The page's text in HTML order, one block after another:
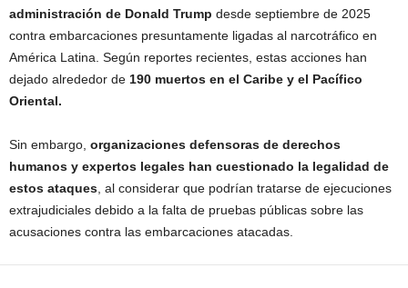
administración de Donald Trump desde septiembre de 2025
contra embarcaciones presuntamente ligadas al narcotráfico en
América Latina. Según reportes recientes, estas acciones han
dejado alrededor de 190 muertos en el Caribe y el Pacífico
Oriental.
Sin embargo, organizaciones defensoras de derechos
humanos y expertos legales han cuestionado la legalidad de
estos ataques , al considerar que podrían tratarse de ejecuciones
extrajudiciales debido a la falta de pruebas públicas sobre las
acusaciones contra las embarcaciones atacadas.